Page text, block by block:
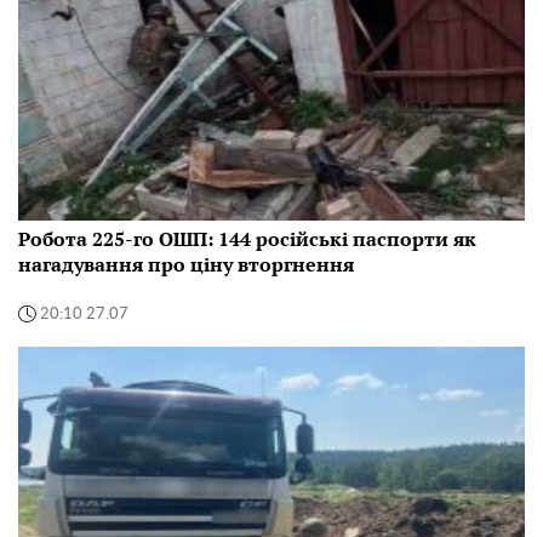
Робота 225-го ОШП: 144 російські паспорти як
нагадування про ціну вторгнення
20:10 27.07